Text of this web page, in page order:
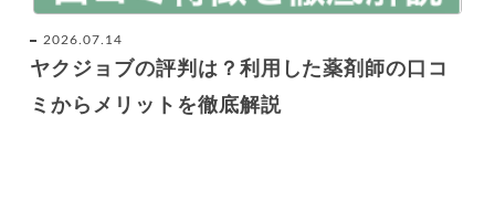
2026.07.14
ヤクジョブの評判は？利用した薬剤師の口コ
ミからメリットを徹底解説